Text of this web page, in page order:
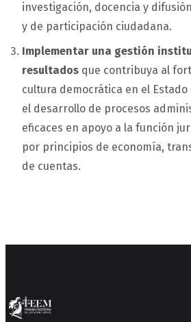
investigación, docencia y
y de participación ciudadana.
Implementar una gestión
resultados que contribuya al
cultura democrática en el
el desarrollo de procesos
eficaces en apoyo a la función
por principios de economía,
de cuentas.